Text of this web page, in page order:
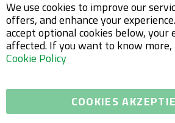
We use cookies to improve our
offers, and enhance your
accept optional cookies below, your
affected. If you want to know more,
Cookie Policy
COOKIES